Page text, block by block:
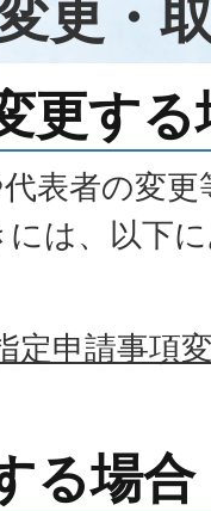
更・
更する
表者の変
は、以下
定申請事項
る場合